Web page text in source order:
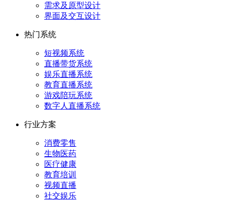
需求及原型设计
界面及交互设计
热门系统
短视频系统
直播带货系统
娱乐直播系统
教育直播系统
游戏陪玩系统
数字人直播系统
行业方案
消费零售
生物医药
医疗健康
教育培训
视频直播
社交娱乐